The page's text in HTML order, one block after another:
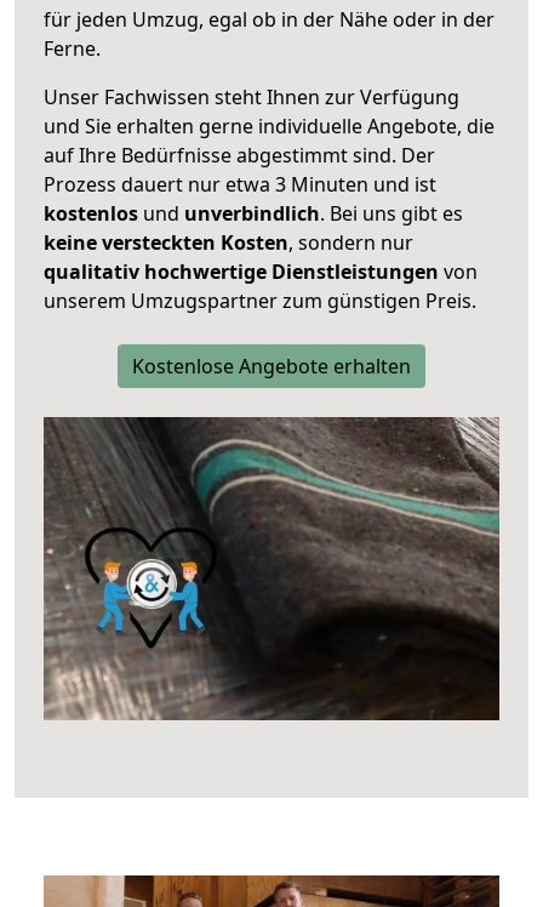
für jeden Umzug, egal ob in der Nähe oder in der
Ferne.
Unser Fachwissen steht Ihnen zur Verfügung
und Sie erhalten gerne individuelle Angebote, die
auf Ihre Bedürfnisse abgestimmt sind. Der
Prozess dauert nur etwa 3 Minuten und ist
kostenlos und unverbindlich. Bei uns gibt es
keine versteckten Kosten, sondern nur
qualitativ hochwertige Dienstleistungen von
unserem Umzugspartner zum günstigen Preis.
Kostenlose Angebote erhalten